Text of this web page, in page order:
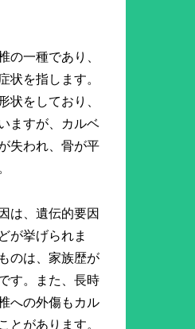
の一種であり、
状を指します。
状をしており、
ますが、カルベ
失われ、骨が平
は、遺伝的要因
が挙げられま
のは、家族歴が
す。また、長時
への外傷もカル
とがあります。